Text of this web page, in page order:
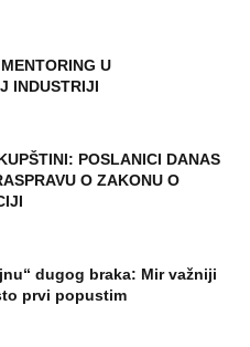
U
INDUSTRIJI
POSLANICI DANAS
O ZAKONU O
dugog braka: Mir važniji
prvi popustim